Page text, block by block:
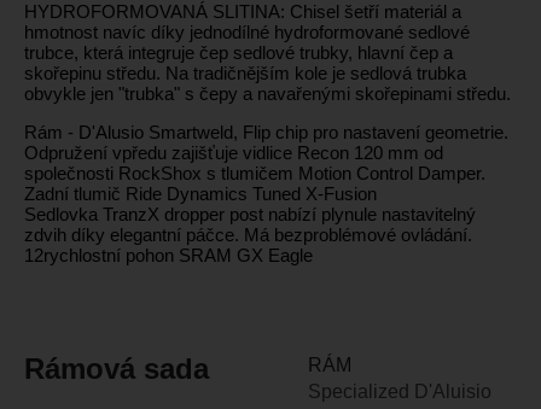
HYDROFORMOVANÁ SLITINA: Chisel šetří materiál a
hmotnost navíc díky jednodílné hydroformované sedlové
trubce, která integruje čep sedlové trubky, hlavní čep a
skořepinu středu. Na tradičnějším kole je sedlová trubka
obvykle jen "trubka" s čepy a navařenými skořepinami středu.
Rám - D'Alusio Smartweld, Flip chip pro nastavení geometrie.
Odpružení vpředu zajišťuje vidlice Recon 120 mm od
společnosti RockShox s tlumičem Motion Control Damper.
Zadní tlumič Ride Dynamics Tuned X-Fusion
Sedlovka TranzX dropper post nabízí plynule nastavitelný
zdvih díky elegantní páčce. Má bezproblémové ovládání.
12rychlostní pohon SRAM GX Eagle
Rámová sada
RÁM
Specialized D'Aluisio